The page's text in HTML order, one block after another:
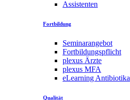
Assistenten
Fortbildung
Seminarangebot
Fortbildungspflicht
plexus Ärzte
plexus MFA
eLearning Antibiotika
Qualität